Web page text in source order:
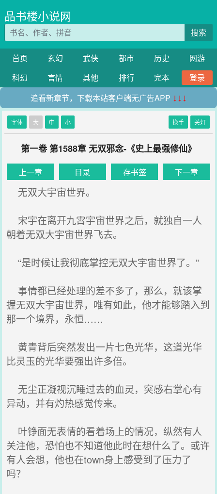
品书楼小说网
搜索
首页 玄幻 武侠 都市 历史
网游
科幻
言情 其他 排行 完本
登录
追看新章节，下载本站客户端无广告APP ↓↓↓
字体 大 中 小 换手 关灯
第一卷 第1588章 无双邪念-《史上最强修仙》
上一章 目录 存书签 下一章
无双大宇宙世界。
宋宇在离开九霄宇宙世界之后，就独自一人
朝着无双大宇宙世界飞去。
“是时候让我彻底掌控无双大宇宙世界了。”
事情都已经处理的差不多了，那么，就该掌
握无双大宇宙世界，唯有如此，他才能够踏入到
那一个境界，永恒……
黄青背后突然发出一片七色光华，这道光华
比灵玉的光华要强出许多倍。
无尘正凝视沉睡过去的血灵，突感右掌心有
异动，并有灼热感觉传来。
叶铮面无表情的看着场上的情况，纵然有人
关注他，恐怕也不知道他此时在想什么了。或许
有人会想，他也在town身上感受到了压力了
吗？